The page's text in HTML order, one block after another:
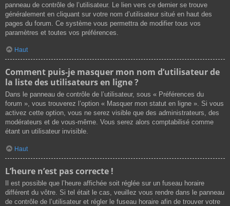
panneau de contrôle de l’utilisateur. Le lien vers ce dernier se trouve
généralement en cliquant sur votre nom d’utilisateur situé en haut des
pages du forum. Ce système vous permettra de modifier tous vos
paramètres et toutes vos préférences.
Haut
Comment puis-je masquer mon nom d’utilisateur de
la liste des utilisateurs en ligne ?
Dans le panneau de contrôle de l’utilisateur, sous « Préférences du
forum », vous trouverez l’option « Masquer mon statut en ligne ». Si vous
activez cette option, vous ne serez visible que des administrateurs, des
modérateurs et de vous-même. Vous serez alors comptabilisé comme
étant un utilisateur invisible.
Haut
L’heure n’est pas correcte !
Il est possible que l’heure affichée soit réglée sur un fuseau horaire
différent du vôtre. Si tel était le cas, veuillez vous rendre dans le panneau
de contrôle de l’utilisateur et régler le fuseau horaire afin de trouver votre